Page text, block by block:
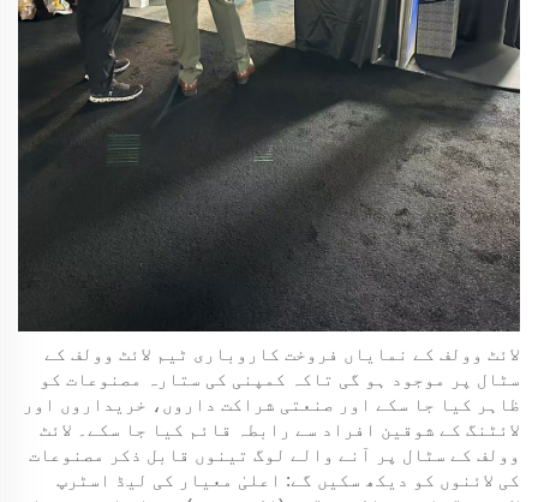
لائٹ وولف کے نمایاں فروخت کاروباری ٹیم لائٹ وولف کے
سٹال پر موجود ہو گی تاکہ کمپنی کی ستارہ مصنوعات کو
ظاہر کیا جا سکے اور صنعتی شراکت داروں، خریداروں اور
لائٹنگ کے شوقین افراد سے رابطہ قائم کیا جا سکے۔ لائٹ
وولف کے سٹال پر آنے والے لوگ تینوں قابل ذکر مصنوعات
کی لائنوں کو دیکھ سکیں گے: اعلیٰ معیار کی لیڈ اسٹرپ